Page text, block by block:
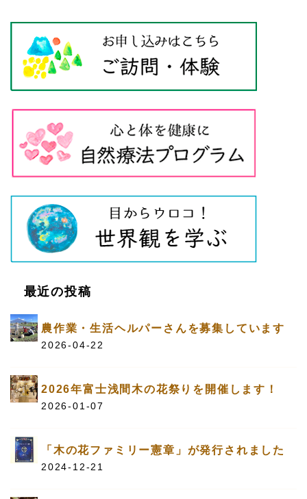
最近の投稿
農作業・生活ヘルパーさんを募集しています
2026-04-22
2026年富士浅間木の花祭りを開催します！
2026-01-07
「木の花ファミリー憲章」が発行されました
2024-12-21